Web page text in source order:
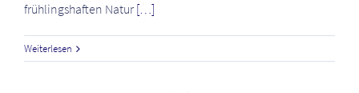
frühlingshaften Natur […]
Weiterlesen